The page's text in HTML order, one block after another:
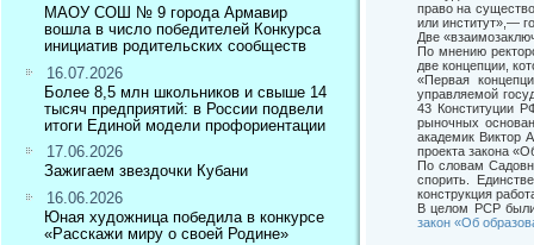
МАОУ СОШ № 9 города Армавир
вошла в число победителей Конкурса
инициатив родительских сообществ
16.07.2026
Более 8,5 млн школьников и свыше 14
тысяч предприятий: в России подвели
итоги Единой модели профориентации
17.06.2026
Зажигаем звездочки Кубани
16.06.2026
Юная художница победила в конкурсе
«Расскажи миру о своей Родине»
право на
или институт»,—
Две
По мнению
две концепции,
«Первая
управляемой
43 Конституции
рыночных
академик Виктор
проекта закона
По словам
спорить.
конструкция
В целом РСР были
закон «Об